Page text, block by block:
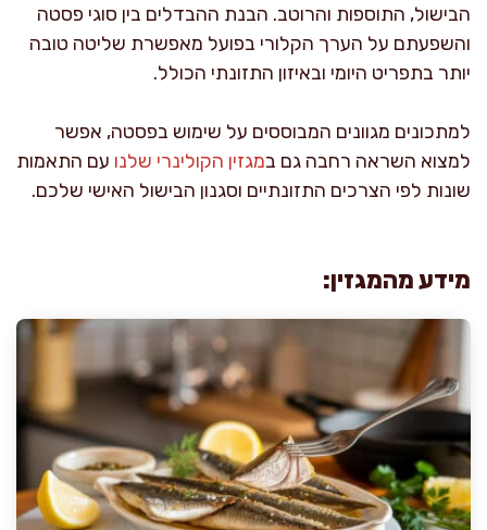
הבישול, התוספות והרוטב. הבנת ההבדלים בין סוגי פסטה
והשפעתם על הערך הקלורי בפועל מאפשרת שליטה טובה
יותר בתפריט היומי ובאיזון התזונתי הכולל.
למתכונים מגוונים המבוססים על שימוש בפסטה, אפשר
למצוא השראה רחבה גם במגזין הקולינרי שלנו עם התאמות
שונות לפי הצרכים התזונתיים וסגנון הבישול האישי שלכם.
מידע מהמגזין: